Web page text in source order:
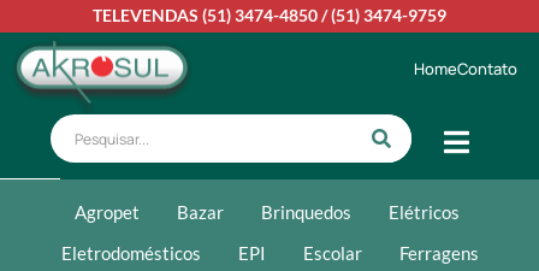
TELEVENDAS (51) 3474-4850/(51) 3474-9759
HomeContato
Agropet Bazar Brinquedos
Elétricos
Eletrodomésticos
EPI Escolar
Ferragens